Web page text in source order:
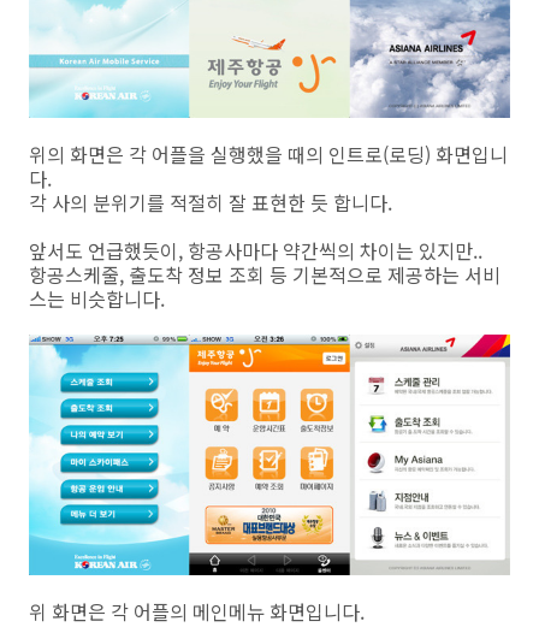
위의 화면은 각 어플을 실행했을 때의 인트로(로딩) 화면입니
다.
각 사의 분위기를 적절히 잘 표현한 듯 합니다.
앞서도 언급했듯이, 항공사마다 약간씩의 차이는 있지만..
항공스케줄, 출도착 정보 조회 등 기본적으로 제공하는 서비
스는 비슷합니다.
위 화면은 각 어플의 메인메뉴 화면입니다.